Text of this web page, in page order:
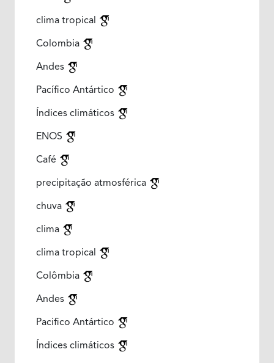
clima tropical
Colombia
Andes
Pacífico Antártico
Índices climáticos
ENOS
Café
precipitação atmosférica
chuva
clima
clima tropical
Colômbia
Andes
Pacifico Antártico
Índices climáticos